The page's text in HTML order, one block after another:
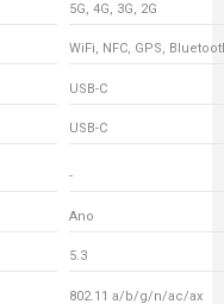
5G, 4G, 3G, 2G
WiFi, NFC, GPS,
USB-C
USB-C
-
Ano
5.3
802.11 a/b/g/n/ac/ax